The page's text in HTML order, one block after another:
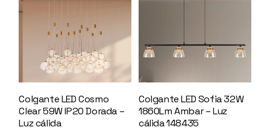
Colgante LED Cosmo
Clear 59W IP20 Dorada –
Luz cálida
Colgante LED Sofia 32W
1860Lm Ambar – Luz
cálida 148435